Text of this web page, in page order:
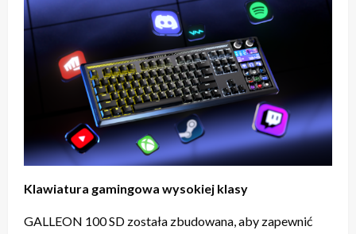
Klawiatura gamingowa wysokiej klasy
GALLEON 100 SD została zbudowana, aby zapewnić